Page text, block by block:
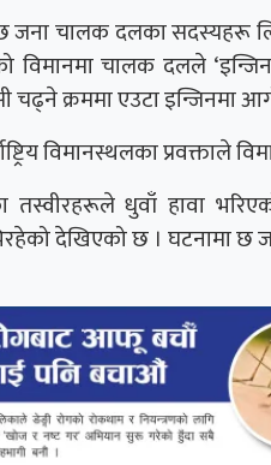
जना चालक दलका सदस्यहरू
विमानमा चालक दलले
चढ्ने क्रममा एउटा इन्जिनमा
विमानस्थलका
धुवाँ हावा
देखिएको छ । घटनामा छ